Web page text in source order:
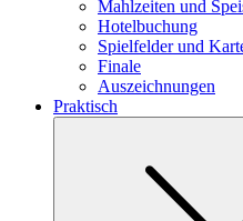
Mahlzeiten und
Hotelbuchung
Spielfelder und
Finale
Auszeichnungen
Praktisch